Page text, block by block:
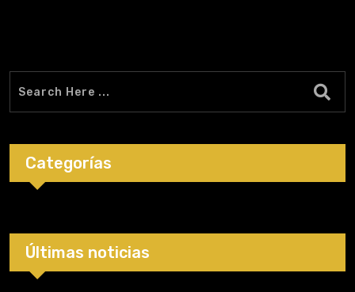
Categorías
Últimas noticias